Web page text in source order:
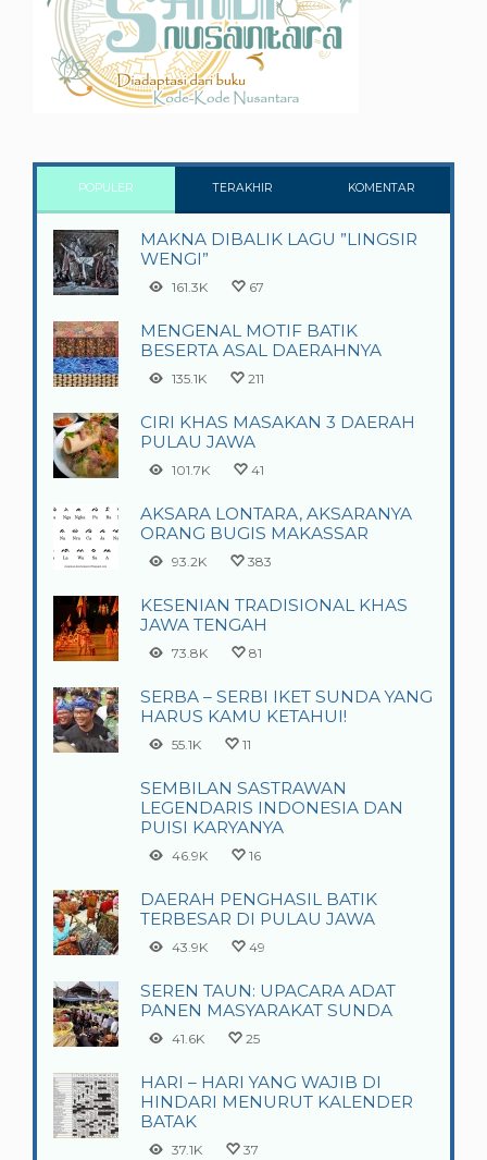
POPULER TERAKHIR KOMENTAR
MAKNA DIBALIK LAGU ”LINGSIR
WENGI”
161.3K 67
MENGENAL MOTIF BATIK
BESERTA ASAL DAERAHNYA
135.1K 211
CIRI KHAS MASAKAN 3 DAERAH
PULAU JAWA
101.7K 41
AKSARA LONTARA, AKSARANYA
ORANG BUGIS MAKASSAR
93.2K 383
KESENIAN TRADISIONAL KHAS
JAWA TENGAH
73.8K 81
SERBA – SERBI IKET SUNDA YANG
HARUS KAMU KETAHUI!
55.1K 11
SEMBILAN SASTRAWAN
LEGENDARIS INDONESIA DAN
PUISI KARYANYA
46.9K 16
DAERAH PENGHASIL BATIK
TERBESAR DI PULAU JAWA
43.9K 49
SEREN TAUN: UPACARA ADAT
PANEN MASYARAKAT SUNDA
41.6K 25
HARI – HARI YANG WAJIB DI
HINDARI MENURUT KALENDER
BATAK
37.1K 37